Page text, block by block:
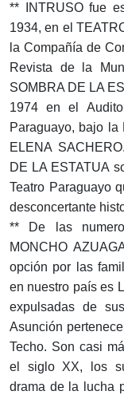
** INTRUSO fue
1934, en el
la Compañía de
Revista de la
SOMBRA DE LA
1974 en el
Paraguayo, bajo la
ELENA
DE LA ESTATUA
Teatro Paraguayo
desconcertante
** De las
MONCHO
opción por las
en nuestro país es
expulsadas de
Asunción
Techo. Son casi
el siglo XX, los
drama de la lucha